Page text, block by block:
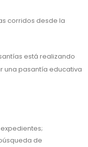
corridos desde la
está realizando
una pasantía educativa
de